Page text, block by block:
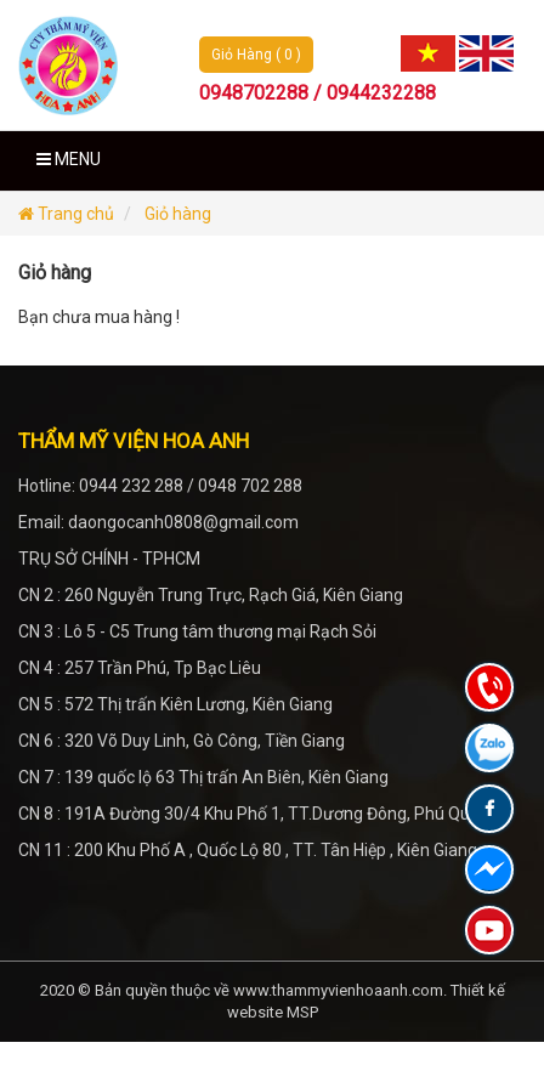
Giỏ Hàng ( 0 )
0948702288 / 0944232288
MENU
Trang chủ Giỏ hàng
Giỏ hàng
Bạn chưa mua hàng !
THẨM MỸ VIỆN HOA ANH
Hotline: 0944 232 288 / 0948 702 288
Email: daongocanh0808@gmail.com
TRỤ SỞ CHÍNH - TPHCM
CN 2 : 260 Nguyễn Trung Trực, Rạch Giá, Kiên Giang
CN 3 : Lô 5 - C5 Trung tâm thương mại Rạch Sỏi
CN 4 : 257 Trần Phú, Tp Bạc Liêu
CN 5 : 572 Thị trấn Kiên Lương, Kiên Giang
CN 6 : 320 Võ Duy Linh, Gò Công, Tiền Giang
CN 7 : 139 quốc lộ 63 Thị trấn An Biên, Kiên Giang
CN 8 : 191A Đường 30/4 Khu Phố 1, TT.Dương Đông, Phú Quốc
CN 11 : 200 Khu Phố A , Quốc Lộ 80 , TT. Tân Hiệp , Kiên Giang
2020 © Bản quyền thuộc về www.thammyvienhoaanh.com.Thiết kế
website MSP